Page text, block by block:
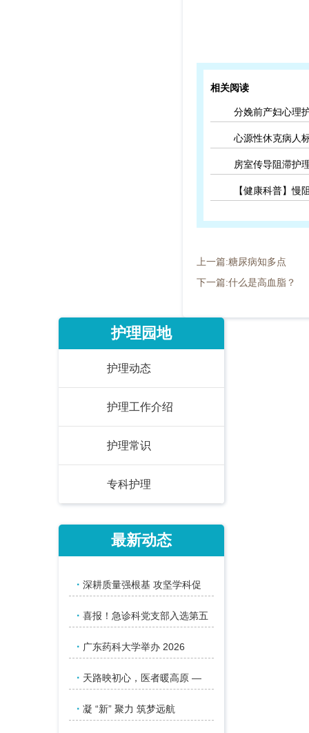
相关阅读
分娩前产妇心理
心源性休克病人
房室传导阻滞护
【健康科普】慢
上一篇:糖尿病知多点
下一篇:什么是高血脂？
护理园地
护理动态
护理工作介绍
护理常识
专科护理
最新动态
· 深耕质量强根基 攻坚学科促
· 喜报！急诊科党支部入选第五
· 广东药科大学举办 2026
· 天路映初心，医者暖高原 —
· 凝 “新” 聚力 筑梦远航